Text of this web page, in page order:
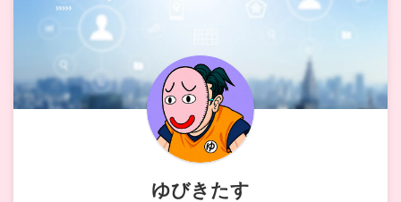
ゆびきたす